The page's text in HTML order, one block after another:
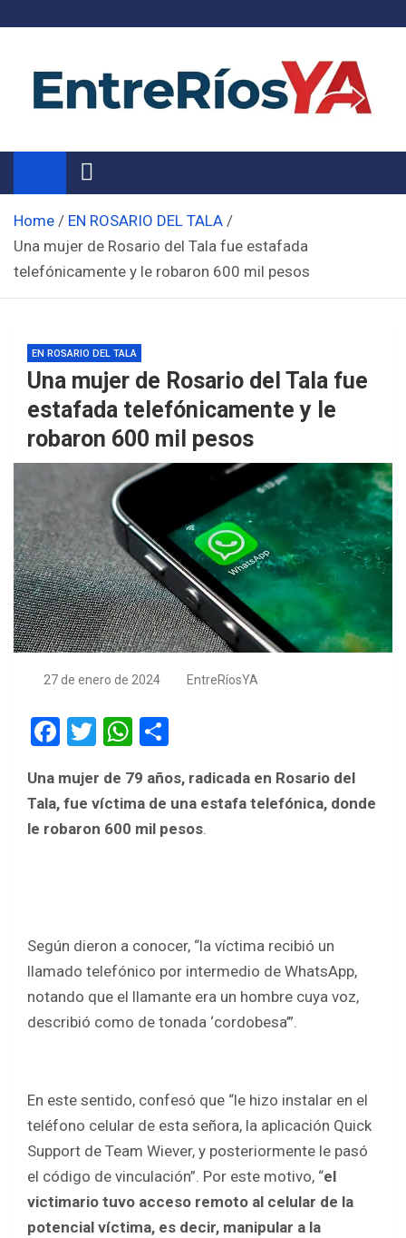
Noticias de Entre Ríos
Información de toda la provincia ahora
Home
EN ROSARIO DEL TALA
Una mujer de Rosario del Tala fue estafada
telefónicamente y le robaron 600 mil pesos
EN ROSARIO DEL TALA
Una mujer de Rosario del Tala fue
estafada telefónicamente y le
robaron 600 mil pesos
27 de enero de 2024 EntreRíosYA
F
ce
b
T
tt
er
W
at
s
ar
e
Una mujer de 79 años, radicada en Rosario del
Tala, fue víctima de una estafa telefónica, donde
le robaron 600 mil pesos.
Según dieron a conocer, “la víctima recibió un
llamado telefónico por intermedio de WhatsApp,
notando que el llamante era un hombre cuya voz,
describió como de tonada ‘cordobesa’”.
En este sentido, confesó que “le hizo instalar en el
teléfono celular de esta señora, la aplicación Quick
Support de Team Wiever, y posteriormente le pasó
el código de vinculación”. Por este motivo, “el
victimario tuvo acceso remoto al celular de la
potencial víctima, es decir, manipular a la